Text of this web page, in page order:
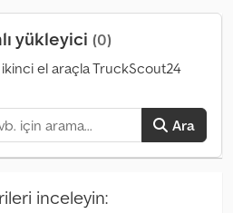
yükleyici (0)
ikinci el araçla TruckScout24
Ara
inceleyin: